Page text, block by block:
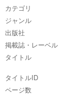
カテゴリ
ジャンル
出版社
掲載誌・レーベル
タイトル
タイトルID
ページ数